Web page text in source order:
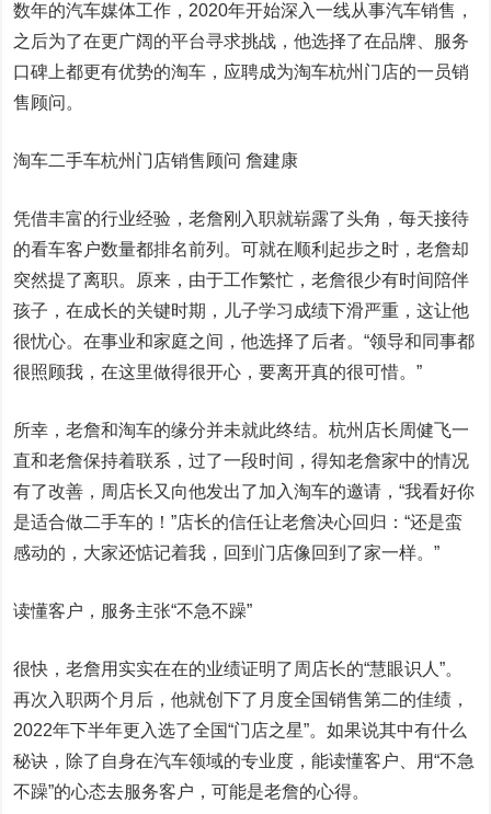
数年的汽车媒体工作，2020年开始深入一线从事汽车销售，
之后为了在更广阔的平台寻求挑战，他选择了在品牌、服务
口碑上都更有优势的淘车，应聘成为淘车杭州门店的一员销
售顾问。
淘车二手车杭州门店销售顾问 詹建康
凭借丰富的行业经验，老詹刚入职就崭露了头角，每天接待
的看车客户数量都排名前列。可就在顺利起步之时，老詹却
突然提了离职。原来，由于工作繁忙，老詹很少有时间陪伴
孩子，在成长的关键时期，儿子学习成绩下滑严重，这让他
很忧心。在事业和家庭之间，他选择了后者。“领导和同事都
很照顾我，在这里做得很开心，要离开真的很可惜。”
所幸，老詹和淘车的缘分并未就此终结。杭州店长周健飞一
直和老詹保持着联系，过了一段时间，得知老詹家中的情况
有了改善，周店长又向他发出了加入淘车的邀请，“我看好你
是适合做二手车的！”店长的信任让老詹决心回归：“还是蛮
感动的，大家还惦记着我，回到门店像回到了家一样。”
读懂客户，服务主张“不急不躁”
很快，老詹用实实在在的业绩证明了周店长的“慧眼识人”。
再次入职两个月后，他就创下了月度全国销售第二的佳绩，
2022年下半年更入选了全国“门店之星”。如果说其中有什么
秘诀，除了自身在汽车领域的专业度，能读懂客户、用“不急
不躁”的心态去服务客户，可能是老詹的心得。